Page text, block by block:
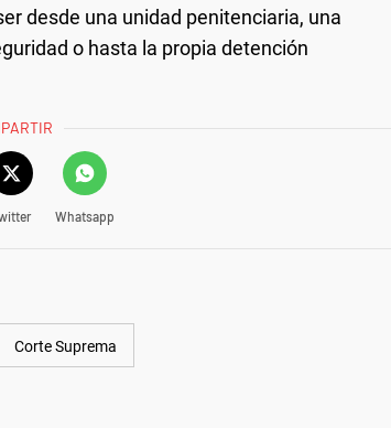
desde una unidad penitenciaria, una
o hasta la propia detención
Whatsapp
Corte Suprema